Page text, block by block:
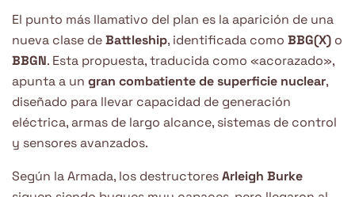
El punto más llamativo del plan es la aparición de una
nueva clase deBattleship, identificada como BBG(X) o
BBGN. Esta propuesta, traducida como «acorazado»,
apunta a un gran combatiente de superficie nuclear,
diseñado para llevar capacidad de generación
eléctrica, armas de largo alcance, sistemas de control
y sensores avanzados.
Según la Armada, los destructoresArleigh Burke